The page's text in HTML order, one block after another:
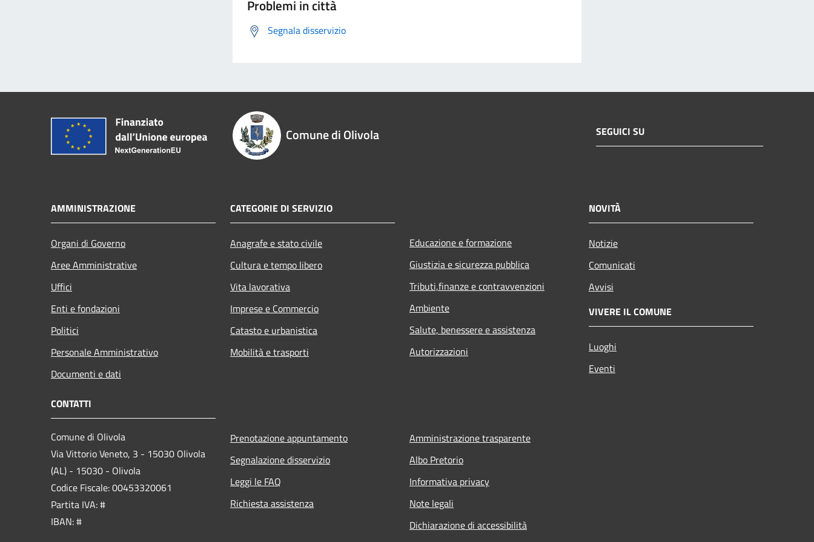
Problemi in città
Segnala disservizio
Comune di Olivola SEGUICI SU
AMMINISTRAZIONE
Organi di Governo
Aree Amministrative
Uffici
Enti e fondazioni
Politici
Personale Amministrativo
Documenti e dati
CATEGORIE DI SERVIZIO
Anagrafe e stato civile
Cultura e tempo libero
Vita lavorativa
Imprese e Commercio
Catasto e urbanistica
Mobilità e trasporti
Educazione e formazione
Giustizia e sicurezza pubblica
Tributi,finanze e contravvenzioni
Ambiente
Salute, benessere e assistenza
Autorizzazioni
NOVITÀ
Notizie
Comunicati
Avvisi
VIVERE IL COMUNE
Luoghi
Eventi
CONTATTI
Comune di Olivola
Via Vittorio Veneto, 3 - 15030 Olivola
(AL) - 15030 - Olivola
Codice Fiscale: 00453320061
Partita IVA: #
IBAN: #
Prenotazione appuntamento
Segnalazione disservizio
Leggi le FAQ
Richiesta assistenza
Amministrazione trasparente
Albo Pretorio
Informativa privacy
Note legali
Dichiarazione di accessibilità